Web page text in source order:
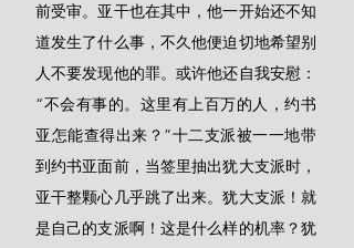
前受审。亚干也在其中，他一开始还不知
道发生了什么事，不久他便迫切地希望别
人不要发现他的罪。或许他还自我安慰：
“不会有事的。这里有上百万的人，约书
亚怎能查得出来？”十二支派被一一地带
到约书亚面前，当签里抽出犹大支派时，
亚干整颗心几乎跳了出来。犹大支派！就
是自己的支派啊！这是什么样的机率？犹